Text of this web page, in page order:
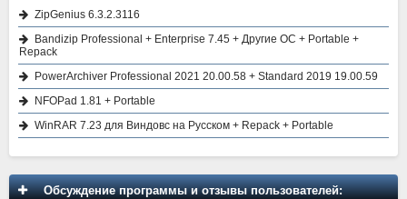
ZipGenius 6.3.2.3116
Bandizip Professional + Enterprise 7.45 + Другие ОС + Portable +
Repack
PowerArchiver Professional 2021 20.00.58 + Standard 2019 19.00.59
NFOPad 1.81 + Portable
WinRAR 7.23 для Виндовс на Русском + Repack + Portable
Обсуждение программы и отзывы пользователей: